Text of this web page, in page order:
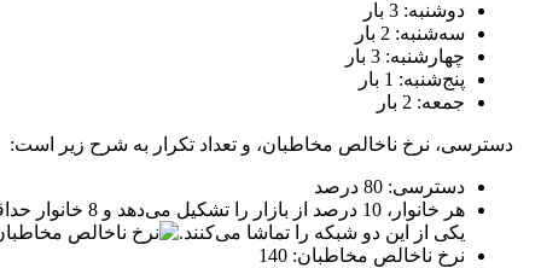
دوشنبه: 3 بار
سه‌شنبه: 2 بار
چهارشنبه: 3 بار
پنج‌شنبه: 1 بار
جمعه: 2 بار
دسترسی، نرخ ناخالص مخاطبان، و تعداد تکرار به شرح زیر است:
دسترسی: 80 درصد
هر خانوار، 10 درصد از بازار را تشکیل می‌دهد و 8
یکی از این دو شبکه را تماشا می‌کنند.
نرخ ناخالص مخاطبان: 140